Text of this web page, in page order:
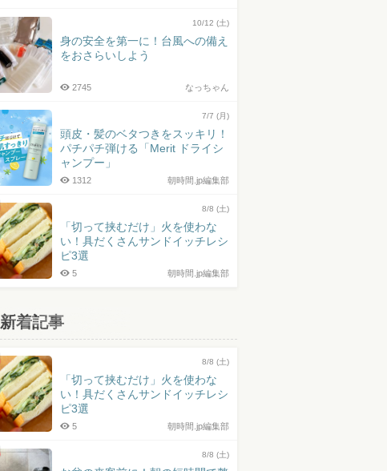
10/12 (土)
身の安全を第一に！台風への備え
をおさらいしよう
なっちゃん
2745
7/7 (月)
頭皮・髪のベタつきをスッキリ！
パチパチ弾ける「Merit ドライシ
ャンプー」
朝時間.jp編集部
1312
8/8 (土)
「切って挟むだけ」火を使わな
い！具だくさんサンドイッチレシ
ピ3選
朝時間.jp編集部
5
新着記事
8/8 (土)
「切って挟むだけ」火を使わな
い！具だくさんサンドイッチレシ
ピ3選
朝時間.jp編集部
5
8/8 (土)